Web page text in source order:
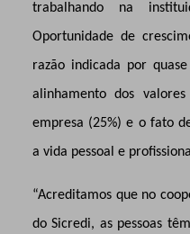
trabalhando na
Oportunidade de
razão indicada por
alinhamento dos
empresa (25%) e o fato
a vida pessoal e
“Acreditamos que no
do Sicredi, as pessoas